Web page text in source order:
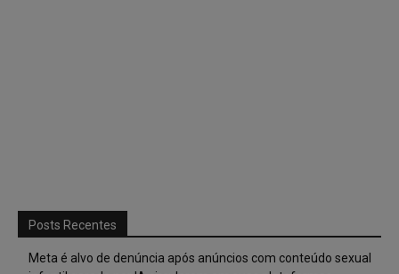
Posts Recentes
Meta é alvo de denúncia após anúncios com conteúdo sexual